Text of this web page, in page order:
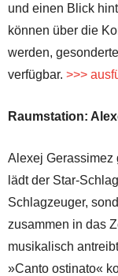
und einen Blick
können über die
werden,
verfügbar. >>>
Raumstation:
Alexej Gerassimez
lädt der Star-
Schlagzeuger,
zusammen in das
musikalisch
»Canto ostinato«